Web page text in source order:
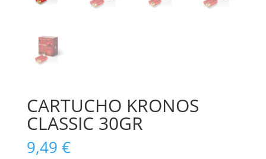
CARTUCHO KRONOS
CLASSIC 30GR
9,49 €